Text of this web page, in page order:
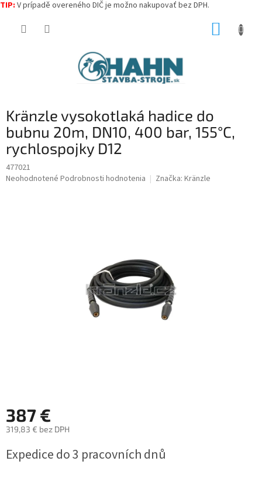
TIP: V prípadě overeného DIČ je možno nakupovať bez DPH.
Kränzle vysokotlaká hadice do
bubnu 20m, DN10, 400 bar, 155°C,
rychlospojky D12
477021
Priemerné
Neohodnotené Podrobnosti hodnotenia Značka: Kränzle
387 €
319,83 € bez DPH
cena:
Expedice do 3 pracovních dnů